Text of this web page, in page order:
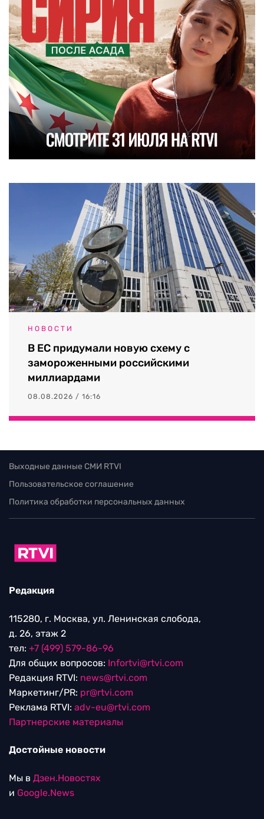
НОВОСТИ
В ЕС придумали новую схему с
замороженными российскими
миллиардами
08.08.2026 / 16:16
Выходные данные СМИ RTVI
Пользовательское соглашение
Политика обработки персональных данных
Редакция
115280, г. Москва, ул. Ленинская слобода,
д. 26, этаж 2
тел: +7 (499) 579-86-96
Для общих вопросов: Infortvi@rtvi.com
Редакция RTVI: news@rtvi.com
Маркетинг/PR: pr@rtvi.com
Реклама RTVI: adv-eu@rtvi.com
Партнерские материалы
Достойные новости
Мы в Дзен.Новостях
и Google.News